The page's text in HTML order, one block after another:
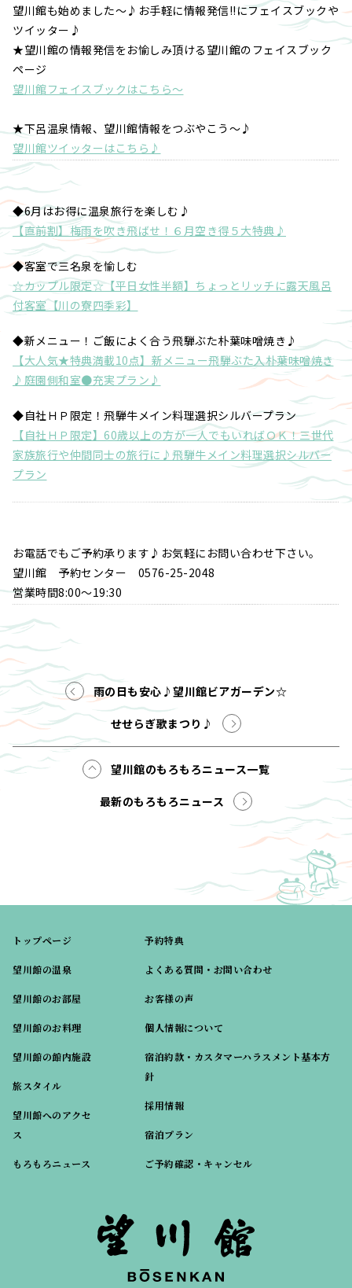
望川館も始めました～♪お手軽に情報発信!!にフェイスブックや
ツイッター♪
★望川館の情報発信をお愉しみ頂ける望川館のフェイスブック
ページ
望川館フェイスブックはこちら～
★下呂温泉情報、望川館情報をつぶやこう～♪
望川館ツイッターはこちら♪
◆6月はお得に温泉旅行を楽しむ♪
【直前割】梅雨を吹き飛ばせ！６月空き得５大特典♪
◆客室で三名泉を愉しむ
☆カップル限定☆【平日女性半額】ちょっとリッチに露天風呂
付客室【川の寮四季彩】
◆新メニュー！ご飯によく合う飛騨ぶた朴葉味噌焼き♪
【大人気★特典満載10点】新メニュー飛騨ぶた入朴葉味噌焼き
♪庭園側和室●充実プラン♪
◆自社ＨＰ限定！飛騨牛メイン料理選択シルバープラン
【自社ＨＰ限定】60歳以上の方が一人でもいればＯＫ！三世代
家族旅行や仲間同士の旅行に♪飛騨牛メイン料理選択シルバー
プラン
お電話でもご予約承ります♪お気軽にお問い合わせ下さい。
望川館 予約センター 0576-25-2048
営業時間8:00～19:30
雨の日も安心♪望川館ビアガーデン☆
せせらぎ歌まつり♪
望川館のもろもろニュース一覧
最新のもろもろニュース
トップページ
望川館の温泉
望川館のお部屋
望川館のお料理
望川館の館内施設
旅スタイル
望川館へのアクセ
ス
もろもろニュース
予約特典
よくある質問・お問い合わせ
お客様の声
個人情報について
宿泊約款・カスタマーハラスメント基本方
針
採用情報
宿泊プラン
ご予約確認・キャンセル